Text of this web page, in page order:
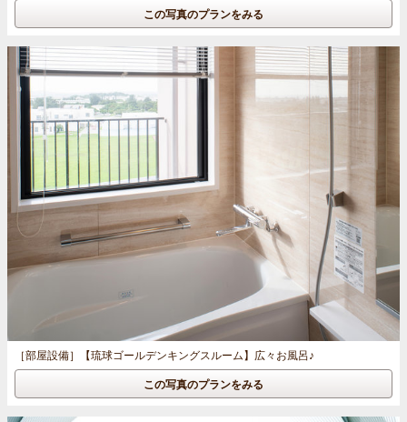
この写真のプランをみる
［部屋設備］ 【琉球ゴールデンキングスルーム】広々お風呂♪
この写真のプランをみる